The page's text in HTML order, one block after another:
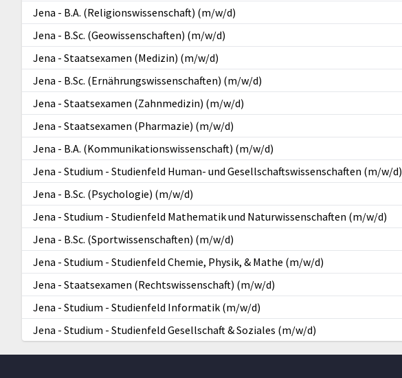
Jena - B.A. (Religionswissenschaft) (m/w/d)
Jena - B.Sc. (Geowissenschaften) (m/w/d)
Jena - Staatsexamen (Medizin) (m/w/d)
Jena - B.Sc. (Ernährungswissenschaften) (m/w/d)
Jena - Staatsexamen (Zahnmedizin) (m/w/d)
Jena - Staatsexamen (Pharmazie) (m/w/d)
Jena - B.A. (Kommunikationswissenschaft) (m/w/d)
Jena - Studium - Studienfeld Human- und Gesellschaftswissenschaften (m/w/d)
Jena - B.Sc. (Psychologie) (m/w/d)
Jena - Studium - Studienfeld Mathematik und Naturwissenschaften (m/w/d)
Jena - B.Sc. (Sportwissenschaften) (m/w/d)
Jena - Studium - Studienfeld Chemie, Physik, & Mathe (m/w/d)
Jena - Staatsexamen (Rechtswissenschaft) (m/w/d)
Jena - Studium - Studienfeld Informatik (m/w/d)
Jena - Studium - Studienfeld Gesellschaft & Soziales (m/w/d)